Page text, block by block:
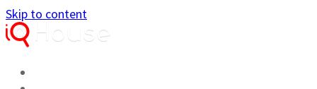
Skip to content